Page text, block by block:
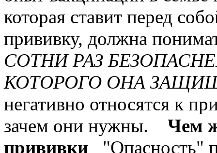
которая ставит перед
прививку, должна
СОТНИ РАЗ
КОТОРОГО ОНА
негативно относятся к
зачем они нужны. Чем
прививки "Опасность"